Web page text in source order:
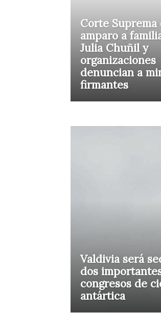
Corte Suprema
amparo a
Julia Chuñil y
organizaciones
denuncian a
firmantes
Valdivia será
dos
congresos de
antártica